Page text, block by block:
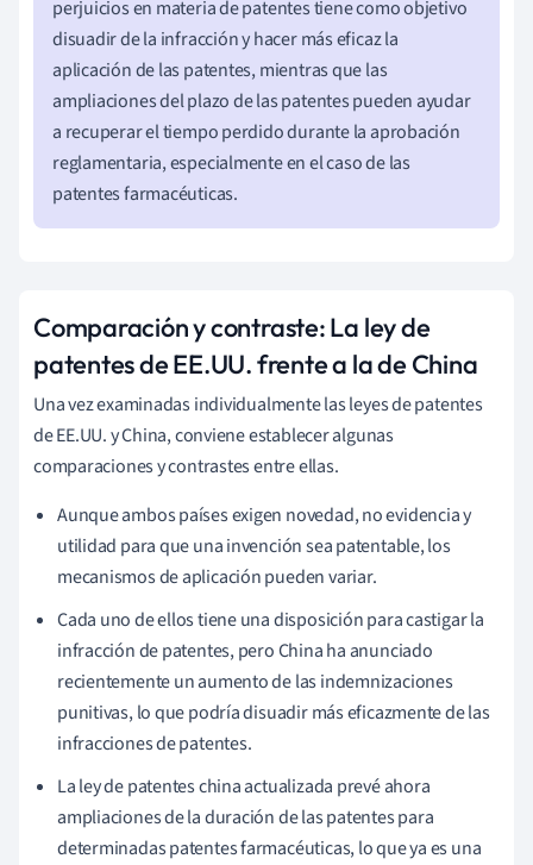
perjuicios en materia de patentes tiene como objetivo
disuadir de la infracción y hacer más eficaz la
aplicación de las patentes, mientras que las
ampliaciones del plazo de las patentes pueden ayudar
a recuperar el tiempo perdido durante la aprobación
reglamentaria, especialmente en el caso de las
patentes farmacéuticas.
Comparación y contraste: La ley de
patentes de EE.UU. frente a la de China
Una vez examinadas individualmente las leyes de patentes
de EE.UU. y China, conviene establecer algunas
comparaciones y contrastes entre ellas.
Aunque ambos países exigen novedad, no evidencia y
utilidad para que una invención sea patentable, los
mecanismos de aplicación pueden variar.
Cada uno de ellos tiene una disposición para castigar la
infracción de patentes, pero China ha anunciado
recientemente un aumento de las indemnizaciones
punitivas, lo que podría disuadir más eficazmente de las
infracciones de patentes.
La ley de patentes china actualizada prevé ahora
ampliaciones de la duración de las patentes para
determinadas patentes farmacéuticas, lo que ya es una